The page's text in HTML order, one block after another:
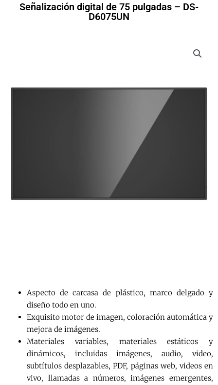
Señalización digital de 75 pulgadas – DS-
D6075UN
Aspecto de carcasa de plástico, marco delgado y
diseño todo en uno.
Exquisito motor de imagen, coloración automática y
mejora de imágenes.
Materiales variables, materiales estáticos y
dinámicos, incluidas imágenes, audio, video,
subtítulos desplazables, PDF, páginas web, videos en
vivo, llamadas a números, imágenes emergentes,